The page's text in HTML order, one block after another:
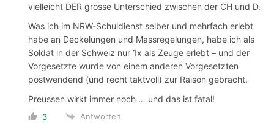
vielleicht DER grosse Unterschied zwischen der CH und D.
Was ich im NRW-Schuldienst selber und mehrfach erlebt
habe an Deckelungen und Massregelungen, habe ich als
Soldat in der Schweiz nur 1x als Zeuge erlebt – und der
Vorgesetzte wurde von einem anderen Vorgesetzten
postwendend (und recht taktvoll) zur Raison gebracht.
Preussen wirkt immer noch … und das ist fatal!
3 Antworten